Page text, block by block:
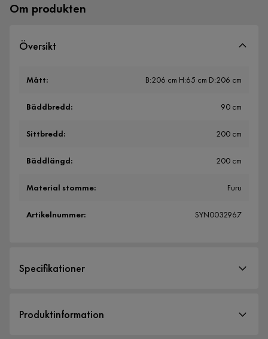
Om produkten
Översikt
Mått: B:206 cm H:65 cm D:206 cm
Bäddbredd: 90 cm
Sittbredd: 200 cm
Bäddlängd: 200 cm
Material stomme: Furu
Artikelnummer: SYN0032967
Specifikationer
Storlek
Produktinformation